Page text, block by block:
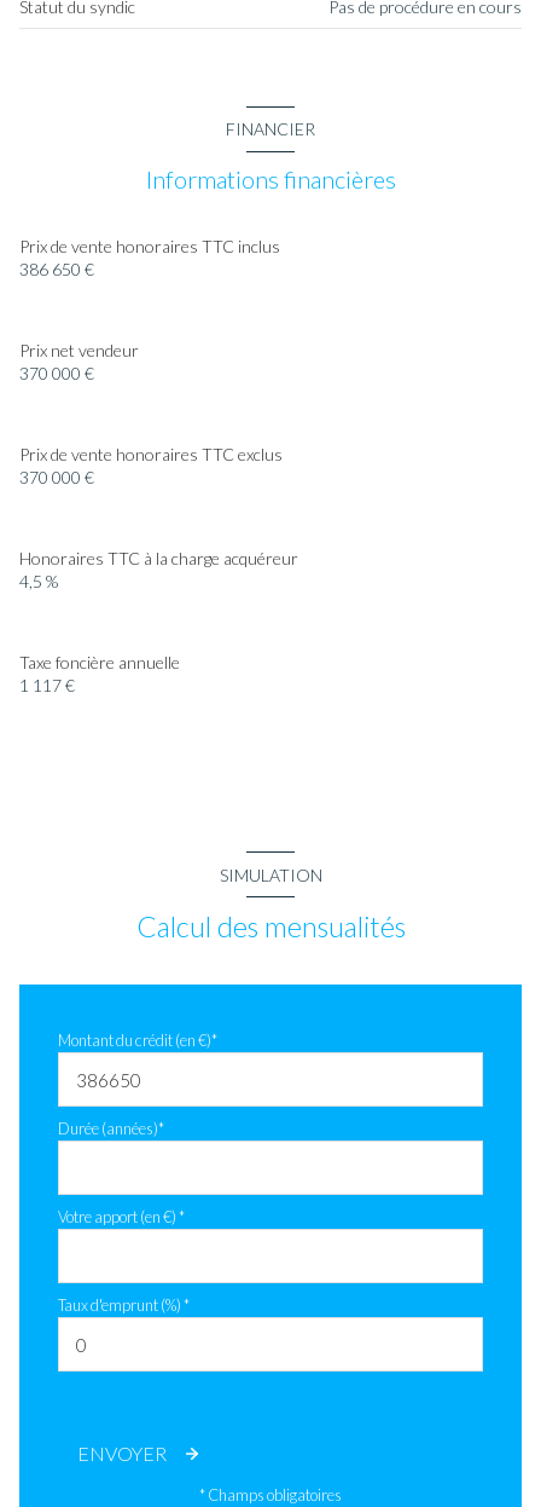
Statut du syndic Pas de procédure en cours
FINANCIER
Informations financières
Prix de vente honoraires TTC inclus
386 650 €
Prix net vendeur
370 000 €
Prix de vente honoraires TTC exclus
370 000 €
Honoraires TTC à la charge acquéreur
4,5 %
Taxe foncière annuelle
1 117 €
SIMULATION
Calcul des mensualités
Montant du crédit (en €)*
Durée (années)*
Votre apport (en €) *
Taux d'emprunt (%) *
ENVOYER
* Champs obligatoires